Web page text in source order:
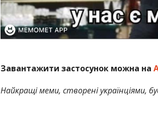
Завантажити застосунок можна на
Найкращі меми, створені українціями,